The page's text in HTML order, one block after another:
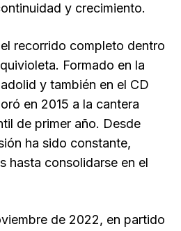
y crecimiento.
recorrido completo dentro
Formado en la
y también en el CD
en 2015 a la cantera
de primer año. Desde
ha sido constante,
hasta consolidarse en el
de 2022, en partido